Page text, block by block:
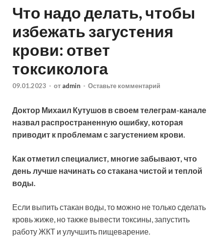
Что надо делать, чтобы
избежать загустения
крови: ответ
токсиколога
09.01.2023 - от admin - Оставьте комментарий
Доктор Михаил Кутушов в своем телеграм-канале
назвал распространенную ошибку, которая
приводит к проблемам с загустением крови.
Как отметил специалист, многие забывают, что
день лучше начинать со стакана чистой и теплой
воды.
Если выпить стакан воды, то можно не только сделать
кровь жиже, но также вывести токсины, запустить
работу ЖКТ и улучшить пищеварение.